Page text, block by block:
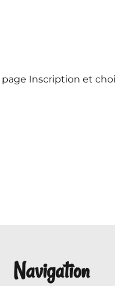
Inscription et
Navigation